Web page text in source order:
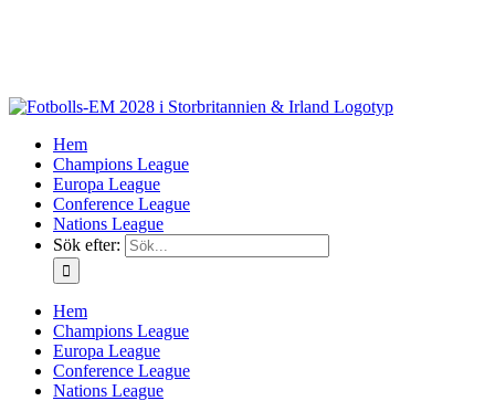
Hem
Champions League
Europa League
Conference League
Nations League
Sök efter:
Hem
Champions League
Europa League
Conference League
Nations League